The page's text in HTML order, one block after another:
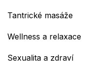
Tantrické masáže
Wellness a relaxace
Sexualita a zdraví